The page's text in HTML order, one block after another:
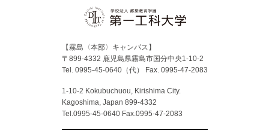
【霧島〈本部〉キャンパス】
〒899-4332 鹿児島県霧島市国分中央1-10-2
Tel. 0995-45-0640（代）
Fax. 0995-47-2083
1-10-2 Kokubuchuou, Kirishima City.
Kagoshima, Japan 899-4332
Tel.0995-45-0640 Fax.0995-47-2083